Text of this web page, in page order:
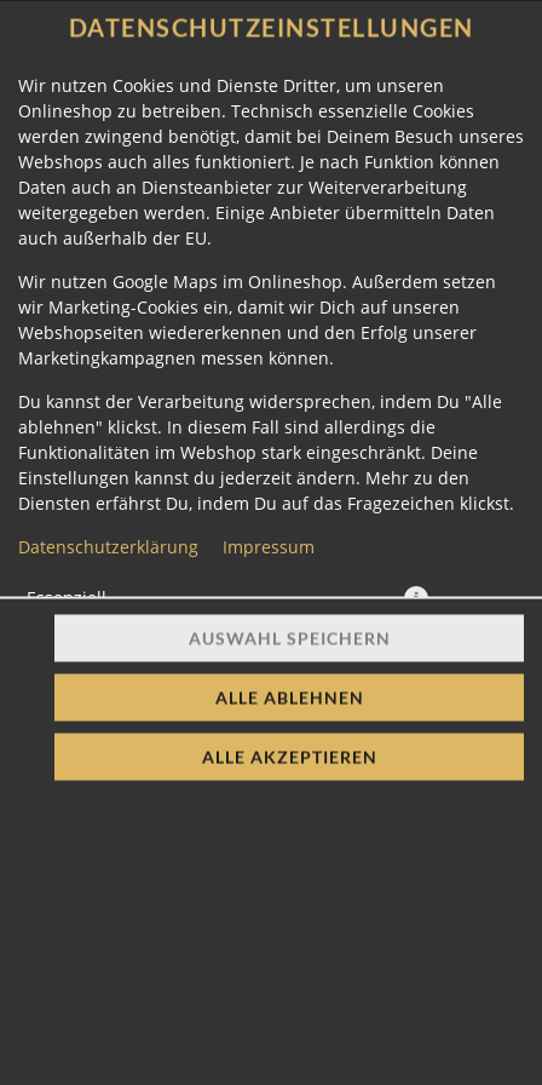
DATENSCHUTZEINSTELLUNGEN
Wir nutzen Cookies und Dienste Dritter, um unseren
Onlineshop zu betreiben. Technisch essenzielle Cookies
werden zwingend benötigt, damit bei Deinem Besuch unseres
Webshops auch alles funktioniert. Je nach Funktion können
Daten auch an Diensteanbieter zur Weiterverarbeitung
weitergegeben werden. Einige Anbieter übermitteln Daten
auch außerhalb der EU.
Wir nutzen Google Maps im Onlineshop. Außerdem setzen
wir Marketing-Cookies ein, damit wir Dich auf unseren
Webshopseiten wiedererkennen und den Erfolg unserer
Marketingkampagnen messen können.
Du kannst der Verarbeitung widersprechen, indem Du "Alle
ablehnen" klickst. In diesem Fall sind allerdings die
Funktionalitäten im Webshop stark eingeschränkt. Deine
Einstellungen kannst du jederzeit ändern. Mehr zu den
Diensten erfährst Du, indem Du auf das Fragezeichen klickst.
Datenschutzerklärung
Impressum
Essenziell
AUSWAHL SPEICHERN
ALLE ABLEHNEN
ALLE AKZEPTIEREN
CHICKEN KARAAGE ROLL
8 Stück mit Chicken Karaage, Frischkäse, Gurke, Karotte
on Top Erdnuss Sauce und Röstzwiebeln.
13,20 € *